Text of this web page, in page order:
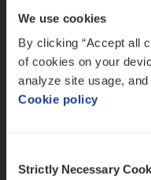
We use cookies
By clicking “Accept all
of cookies on your
analyze site usage,
Cookie policy
Selection
Strictly Necessary
Sint-Niklaas/
Insu­ran­ce